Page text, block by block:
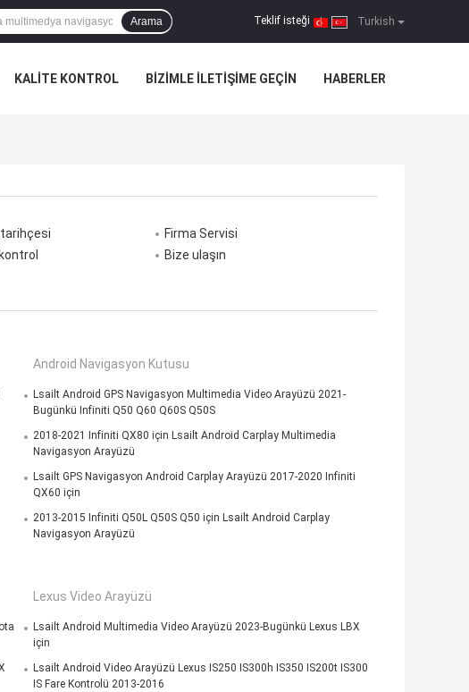
Turkish
Teklif isteği |
Arama
KALITE KONTROL BIZIMLE ILETIŞIME GEÇIN HABERLER
Firma Servisi
Bize ulaşın
Android Navigasyon Kutusu
Lsailt Android GPS Navigasyon Multimedia Video Arayüzü 2021-
Bugünkü Infiniti Q50 Q60 Q60S Q50S
2018-2021 Infiniti QX80 için Lsailt Android Carplay Multimedia
Navigasyon Arayüzü
Lsailt GPS Navigasyon Android Carplay Arayüzü 2017-2020 Infiniti
QX60 için
2013-2015 Infiniti Q50L Q50S Q50 için Lsailt Android Carplay
Navigasyon Arayüzü
Lexus Video Arayüzü
Lsailt Android Multimedia Video Arayüzü 2023-Bugünkü Lexus LBX
için
Lsailt Android Video Arayüzü Lexus IS250 IS300h IS350 IS200t IS300
IS Fare Kontrolü 2013-2016